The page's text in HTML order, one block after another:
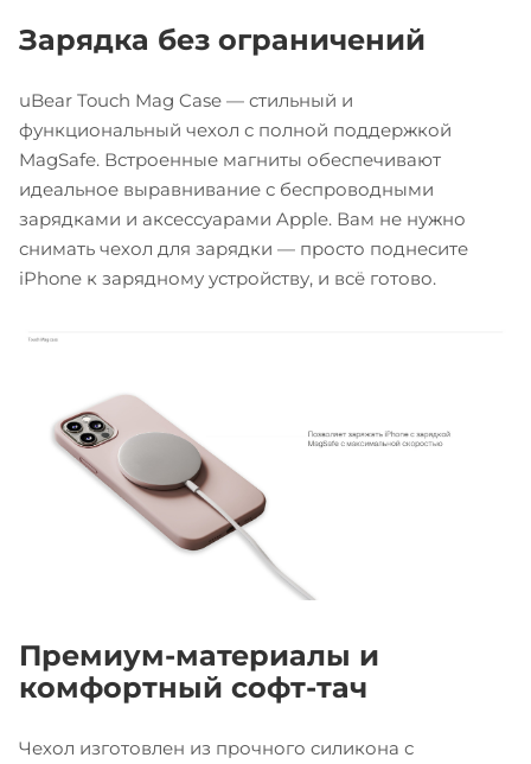
Зарядка без ограничений
uBear Touch Mag Case — стильный и
функциональный чехол с полной поддержкой
MagSafe. Встроенные магниты обеспечивают
идеальное выравнивание с беспроводными
зарядками и аксессуарами Apple. Вам не нужно
снимать чехол для зарядки — просто поднесите
iPhone к зарядному устройству, и всё готово.
Премиум-материалы и
комфортный софт-тач
Чехол изготовлен из прочного силикона с